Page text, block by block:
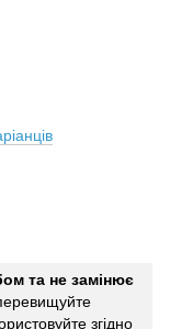
та не замінює
згідно